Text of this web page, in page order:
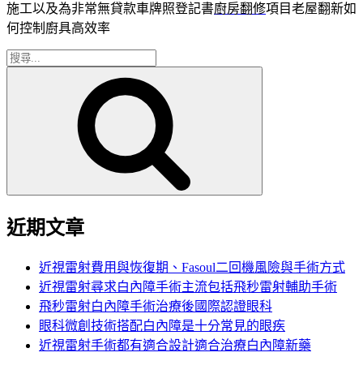
施工以及為非常無貸款車牌照登記書廚房翻修項目老屋翻新如
何控制廚具高效率
搜
近期文章
近視雷射費用與恢復期、Fasoul二回機風險與手術方式
近視雷射尋求白內障手術主流包括飛秒雷射輔助手術
飛秒雷射白內障手術治療後國際認證眼科
眼科微創技術搭配白內障是十分常見的眼疾
近視雷射手術都有適合設計適合治療白內障新藥